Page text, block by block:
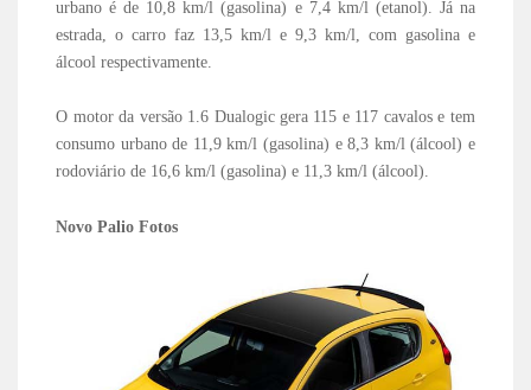
urbano é de 10,8 km/l (gasolina) e 7,4 km/l (etanol). Já na
estrada, o carro faz 13,5 km/l e 9,3 km/l, com gasolina e
álcool respectivamente.
O motor da versão 1.6 Dualogic gera 115 e 117 cavalos e tem
consumo urbano de 11,9 km/l (gasolina) e 8,3 km/l (álcool) e
rodoviário de 16,6 km/l (gasolina) e 11,3 km/l (álcool).
Novo Palio Fotos